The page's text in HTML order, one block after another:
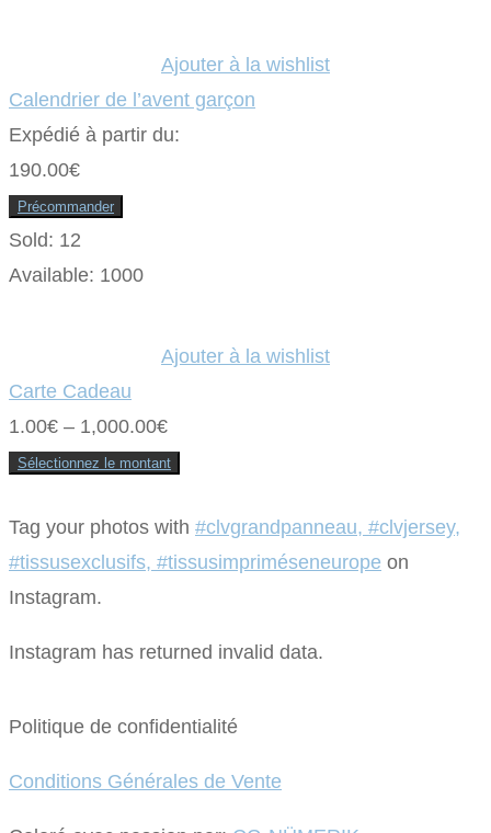
Ajouter à la wishlist
Calendrier de l’avent garçon
Expédié à partir du:
190.00€
Précommander
Sold: 12
Available: 1000
Ajouter à la wishlist
Carte Cadeau
1.00€ – 1,000.00€
Sélectionnez le montant
Ce
plusieurs
Les
options
peuvent
être
sur
la
Tag your photos with #clvgrandpanneau, #clvjersey,
#tissusexclusifs, #tissusimpriméseneurope on
Instagram.
Instagram has returned invalid data.
Politique de confidentialité
Conditions Générales de Vente